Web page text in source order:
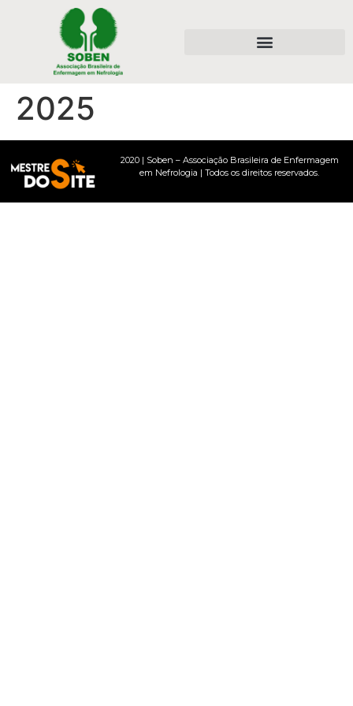
2025
2020 | Soben – Associação Brasileira de Enfermagem
em Nefrologia | Todos os direitos reservados.